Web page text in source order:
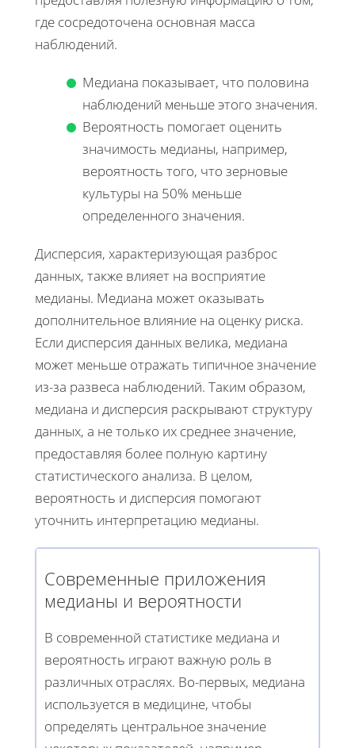
где сосредоточена основная масса
наблюдений.
Медиана показывает, что половина
наблюдений меньше этого значения.
Вероятность помогает оценить
значимость медианы, например,
вероятность того, что зерновые
культуры на 50% меньше
определенного значения.
Дисперсия, характеризующая разброс
данных, также влияет на восприятие
медианы. Медиана может оказывать
дополнительное влияние на оценку риска.
Если дисперсия данных велика, медиана
может меньше отражать типичное значение
из-за развеса наблюдений. Таким образом,
медиана и дисперсия раскрывают структуру
данных, а не только их среднее значение,
предоставляя более полную картину
статистического анализа. В целом,
вероятность и дисперсия помогают
уточнить интерпретацию медианы.
Современные приложения
медианы и вероятности
В современной статистике медиана и
вероятность играют важную роль в
различных отраслях. Во-первых, медиана
используется в медицине, чтобы
определять центральное значение